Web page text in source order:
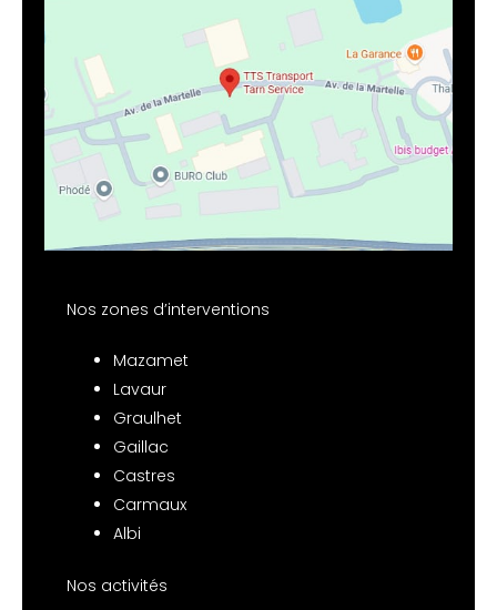
Nos zones d’interventions
Mazamet
Lavaur
Graulhet
Gaillac
Castres
Carmaux
Albi
Nos activités